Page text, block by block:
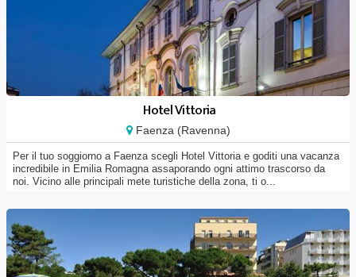
Hotel Vittoria
Faenza (Ravenna)
Per il tuo soggiorno a Faenza scegli Hotel Vittoria e goditi una vacanza
incredibile in Emilia Romagna assaporando ogni attimo trascorso da
noi. Vicino alle principali mete turistiche della zona, ti o...